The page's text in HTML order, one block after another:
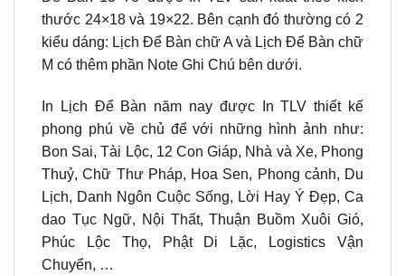
thước 24×18 và 19×22. Bên cạnh đó thường có 2
kiểu dáng: Lịch Để Bàn chữ A và Lịch Để Bàn chữ
M có thêm phần Note Ghi Chú bên dưới.
In Lịch Để Bàn năm nay được In TLV thiết kế
phong phú về chủ để với những hình ảnh như:
Bon Sai, Tài Lộc, 12 Con Giáp, Nhà và Xe, Phong
Thuỷ, Chữ Thư Pháp, Hoa Sen, Phong cảnh, Du
Lịch, Danh Ngôn Cuộc Sống, Lời Hay Ý Đẹp, Ca
dao Tục Ngữ, Nội Thất, Thuận Buồm Xuôi Gió,
Phúc Lộc Thọ, Phật Di Lặc, Logistics Vận
Chuyển, …